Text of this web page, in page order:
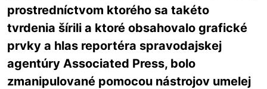
prostredníctvom ktorého sa takéto
tvrdenia šírili a ktoré obsahovalo grafické
prvky a hlas reportéra spravodajskej
agentúry Associated Press, bolo
zmanipulované pomocou nástrojov umelej